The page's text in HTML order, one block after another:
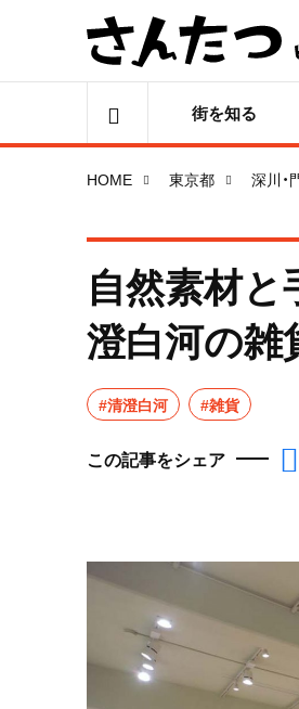
街を知る
HOME 東京都 深川・
自然素材
澄白河の雑
#清澄白河 #雑貨
この記事をシェア